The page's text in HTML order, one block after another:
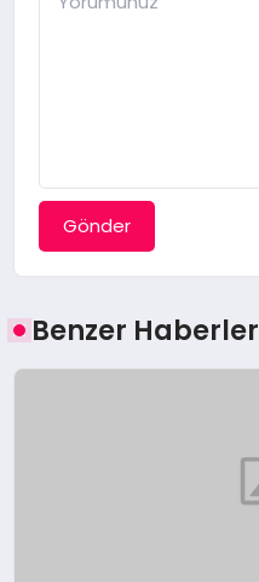
Gönder
Benzer Haberler